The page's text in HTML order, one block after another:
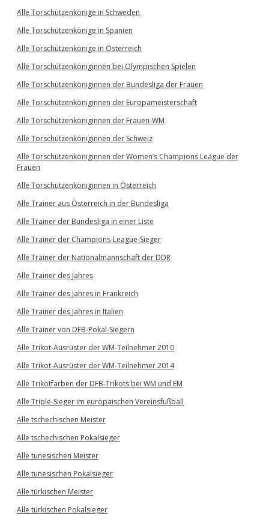
Alle Torschützenkönige in Schweden
Alle Torschützenkönige in Spanien
Alle Torschützenkönige in Österreich
Alle Torschützenköniginnen bei Olympischen Spielen
Alle Torschützenköniginnen der Bundesliga der Frauen
Alle Torschützenköniginnen der Europameisterschaft
Alle Torschützenköniginnen der Frauen-WM
Alle Torschützenköniginnen der Schweiz
Alle Torschützenköniginnen der Women’s Champions League der
Frauen
Alle Torschützenköniginnen in Österreich
Alle Trainer aus Österreich in der Bundesliga
Alle Trainer der Bundesliga in einer Liste
Alle Trainer der Champions-League-Sieger
Alle Trainer der Nationalmannschaft der DDR
Alle Trainer des Jahres
Alle Trainer des Jahres in Frankreich
Alle Trainer des Jahres in Italien
Alle Trainer von DFB-Pokal-Siegern
Alle Trikot-Ausrüster der WM-Teilnehmer 2010
Alle Trikot-Ausrüster der WM-Teilnehmer 2014
Alle Trikotfarben der DFB-Trikots bei WM und EM
Alle Triple-Sieger im europäischen Vereinsfußball
Alle tschechischen Meister
Alle tschechischen Pokalsieger
Alle tunesischen Meister
Alle tunesischen Pokalsieger
Alle türkischen Meister
Alle türkischen Pokalsieger